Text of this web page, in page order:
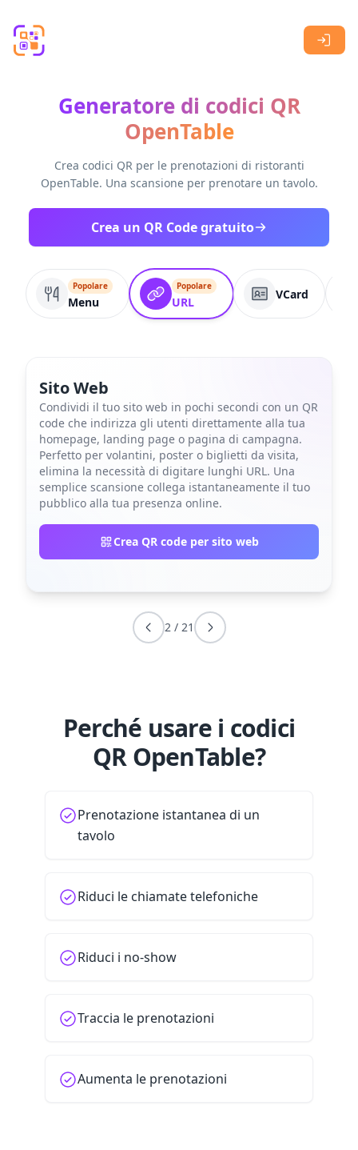
Generatore di codici QR
OpenTable
Crea codici QR per le prenotazioni di ristoranti
OpenTable. Una scansione per prenotare un tavolo.
Crea un QR Code gratuito
Popolare
Menu
Popolare
URL
VCard
Sito Web
Condividi il tuo sito web in pochi secondi con un QR
code che indirizza gli utenti direttamente alla tua
homepage, landing page o pagina di campagna.
Perfetto per volantini, poster o biglietti da visita,
elimina la necessità di digitare lunghi URL. Una
semplice scansione collega istantaneamente il tuo
pubblico alla tua presenza online.
Crea QR code per sito web
2/ 21
Perché usare i codici
QR OpenTable?
Prenotazione istantanea di un
tavolo
Riduci le chiamate telefoniche
Riduci i no-show
Traccia le prenotazioni
Aumenta le prenotazioni